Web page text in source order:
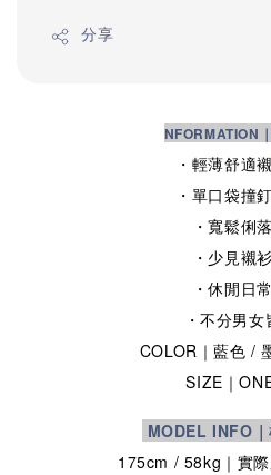
分享
NFORMATION
・輕薄舒適
・單口袋撞
・寬鬆俐
・少見襯
・休閒日
・不分男
COLOR｜藍色 /
SIZE ｜
MODEL INFO
175cm / 58kg ｜實